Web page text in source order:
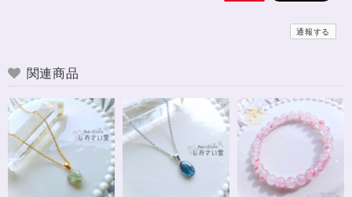
ョンが上がりました！ ラッピングも可愛く、梱包もすごく丁寧で袋を開け
るのが 勿体無いくらいでした！ おまけで付いてきたさざれも可愛くて綺麗
うございました！ また機会があったら利用したいと思います。 この度は本
当にありがとうございました！
※16.5cmオーダー 努力を成功に導く✨ガーネット入りブレスレット15cm
2024/12/18
通報する
関連商品